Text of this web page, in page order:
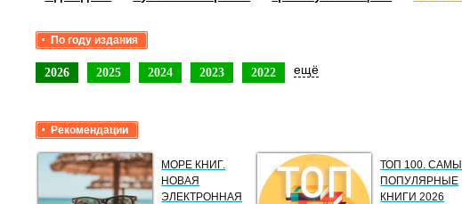
По году издания
2026 2025 2024 2023 2022 ещё
Рекомендации
МОРЕ КНИГ.
НОВАЯ
ЭЛЕКТРОННАЯ
ТОП 100.
ПОПУЛЯРНЫЕ
КНИГИ 2026